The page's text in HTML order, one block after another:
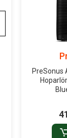
PreSonus